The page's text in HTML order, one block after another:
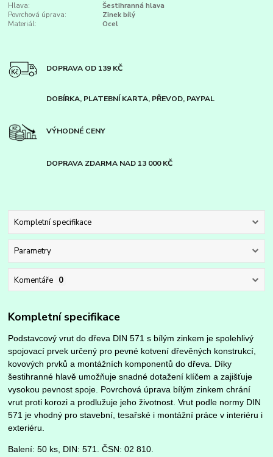
Hlava:
Šestihranná hlava
Povrchová úprava:
Zinek bílý
Materiál:
Ocel
DOPRAVA OD 139 KČ
DOBÍRKA, PLATEBNÍ KARTA, PŘEVOD, PAYPAL
VÝHODNÉ CENY
DOPRAVA ZDARMA NAD 13 000 KČ
Kompletní specifikace
Parametry
Komentáře 0
Kompletní specifikace
Podstavcový vrut do dřeva DIN 571 s bílým zinkem je spolehlivý
spojovací prvek určený pro pevné kotvení dřevěných konstrukcí,
kovových prvků a montážních komponentů do dřeva. Díky
šestihranné hlavě umožňuje snadné dotažení klíčem a zajišťuje
vysokou pevnost spoje. Povrchová úprava bílým zinkem chrání
vrut proti korozi a prodlužuje jeho životnost. Vrut podle normy DIN
571 je vhodný pro stavební, tesařské i montážní práce v interiéru i
exteriéru.
Balení: 50 ks, DIN: 571. ČSN: 02 810.